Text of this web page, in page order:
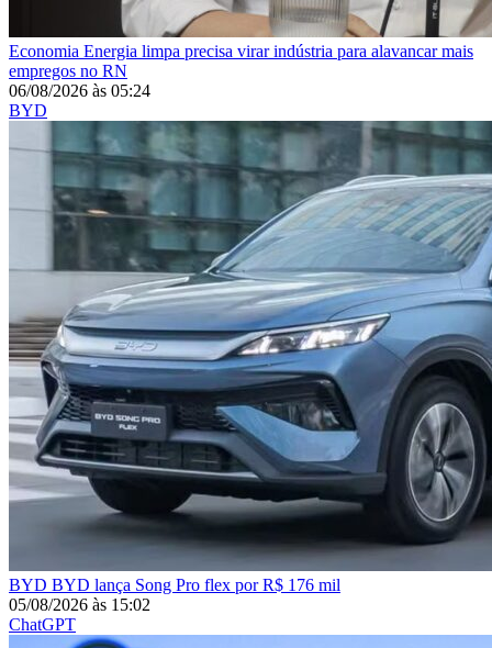
Economia Energia limpa precisa virar indústria para alavancar mais
empregos no RN
06/08/2026 às 05:24
BYD
BYD BYD lança Song Pro flex por R$ 176 mil
05/08/2026 às 15:02
ChatGPT